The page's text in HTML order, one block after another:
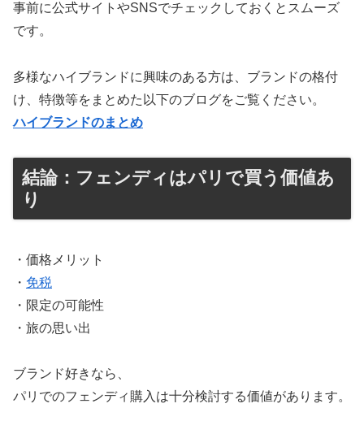
事前に公式サイトやSNSでチェックしておくとスムーズ
です。
多様なハイブランドに興味のある方は、ブランドの格付
け、特徴等をまとめた以下のブログをご覧ください。
ハイブランドのまとめ
結論：フェンディはパリで買う価値あ
り
・価格メリット
・ 免税
・限定の可能性
・旅の思い出
ブランド好きなら、
パリでのフェンディ購入は十分検討する価値があります。